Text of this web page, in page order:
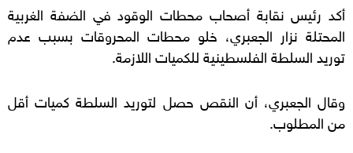
أكد رئيس نقابة أصحاب محطات الوقود في الضفة الغربية
المحتلة نزار الجعبري، خلو محطات المحروقات بسبب عدم
توريد السلطة الفلسطينية للكميات اللازمة.
وقال الجعبري، أن النقص حصل لتوريد السلطة كميات أقل
من المطلوب.